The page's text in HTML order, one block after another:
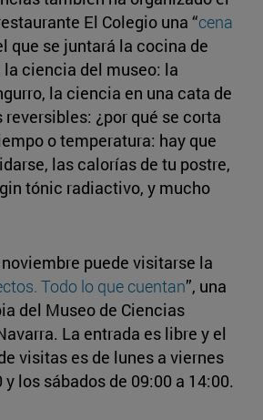
El Colegio una “cena
que se juntará la cocina de
la ciencia del museo: la
la ciencia en una cata de
¿por qué se corta
o temperatura: hay que
las calorías de tu postre,
tónic radiactivo, y mucho
puede visitarse la
Todo lo que cuentan”, una
del Museo de Ciencias
La entrada es libre y el
visitas es de lunes a viernes
y los sábados de 09:00 a 14:00.